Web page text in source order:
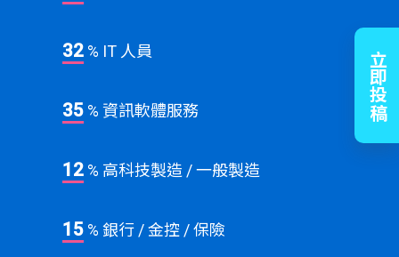
32 % IT 人員
35 % 資訊軟體服務
12 % 高科技製造 / 一般製造
15 % 銀行 / 金控 / 保險
立即投稿